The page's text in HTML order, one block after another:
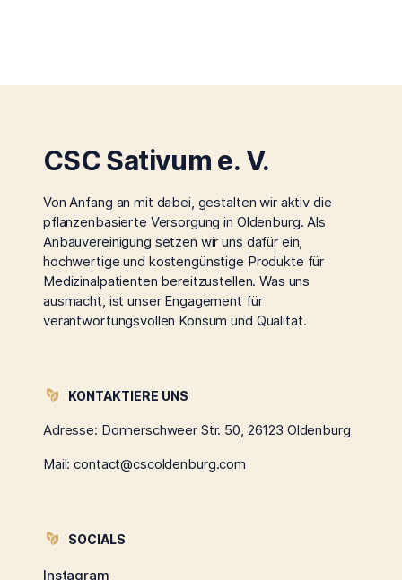
CSC Sativum e. V.
Von Anfang an mit dabei, gestalten wir aktiv die
pflanzenbasierte Versorgung in Oldenburg. Als
Anbauvereinigung setzen wir uns dafür ein,
hochwertige und kostengünstige Produkte für
Medizinalpatienten bereitzustellen. Was uns
ausmacht, ist unser Engagement für
verantwortungsvollen Konsum und Qualität.
KONTAKTIERE UNS
Adresse: Donnerschweer Str. 50, 26123 Oldenburg
Mail:contact@cscoldenburg.com
SOCIALS
Instagram